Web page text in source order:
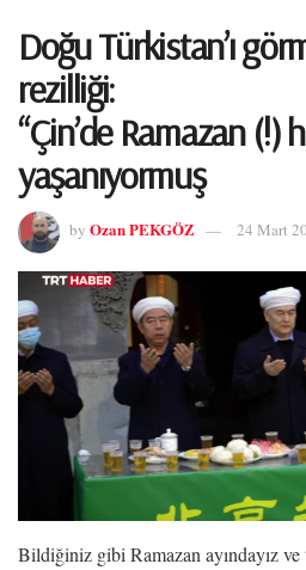
Doğu Türkistan’ı
rezilliği:
“Çin’de Ramazan (!)
yaşanıyormuş
by Ozan PEKGÖZ 24 Mart
Bildiğiniz gibi Ramazan ayındayız